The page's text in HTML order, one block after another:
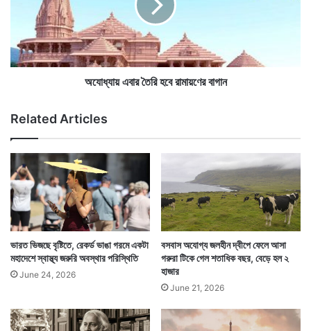
জানা যায় মাক্রোঁ এই ঘটনার পরও তাঁর কোভিড নিয়ন্ত্রণে যাবতীয়
সি
বা
গ
রী
,
ম
কে
জ
ন
জী
ব
ন
তৈ
রি
মা
য়
ণে
বা
গা
ন
অযোধ্যায় এবার তৈরি হবে রামায়ণের বাগান
Related Articles
ভারত ভিজছে বৃষ্টিতে, রেকর্ড ভাঙা গরমে একটা
মহাদেশে স্বাস্থ্য জরুরি অবস্থার পরিস্থিতি
June 24, 2026
বসবাস অযোগ্য জলহীন দ্বীপে ফেলে আসা
গরুরা টিকে গেল শতাধিক বছর, বেড়ে হল ২
হাজার
June 21, 2026